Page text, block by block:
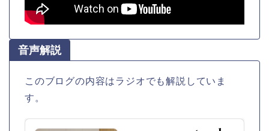
音声解説
このブログの内容はラジオでも解説していま
す。